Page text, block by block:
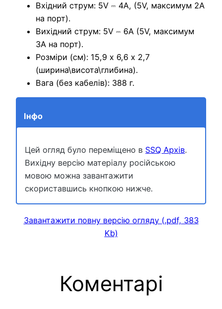
Вхідний струм: 5V ⎓ 4A, (5V, максимум 2A
на порт).
Вихідний струм: 5V ⎓ 6A (5V, максимум
3A на порт).
Розміри (см): 15,9 х 6,6 х 2,7
(ширина\висота\глибина).
Вага (без кабелів): 388 г.
Інфо
Цей огляд було переміщено в SSQ Архів.
Вихідну версію матеріалу російською
мовою можна завантажити
скориставшись кнопкою нижче.
Завантажити повну версію огляду (.pdf, 383
Kb)
Коментарі